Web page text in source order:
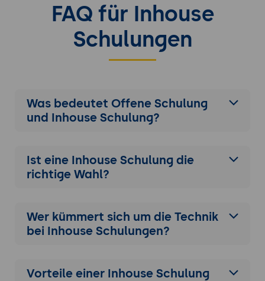
FAQ für Inhouse
Schulungen
Was bedeutet Offene Schulung
und Inhouse Schulung?
Ist eine Inhouse Schulung die
richtige Wahl?
Wer kümmert sich um die Technik
bei Inhouse Schulungen?
Vorteile einer Inhouse Schulung